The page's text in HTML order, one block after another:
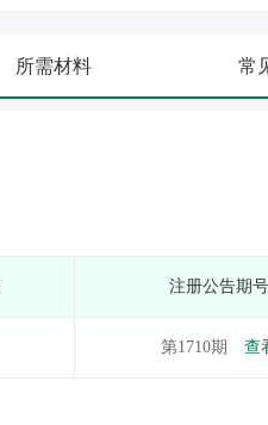
所需材料 常
注册公告期号
第1710期 查